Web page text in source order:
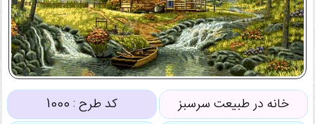
خانه در طبیعت سرسبز کد طرح : 1000